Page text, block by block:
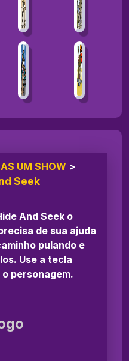
UM SHOW >
Seek
And Seek o
de sua ajuda
pulando e
Use a tecla
personagem.